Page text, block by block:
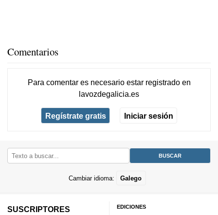
Comentarios
Para comentar es necesario estar registradoen
lavozdegalicia.es
Regístrate gratis Iniciar sesión
Cambiar idioma: Galego
SUSCRIPTORES
EDICIONES